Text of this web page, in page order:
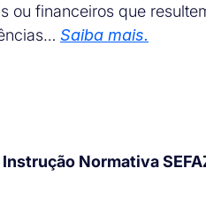
ou financeiros que
Saiba mais.
Normativa